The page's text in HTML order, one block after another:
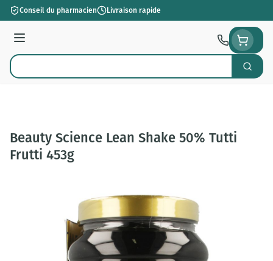
Aller au contenu
Conseil du pharmacien Livraison rapide
Menu
Rechercher
Beauty Science Lean Shake 50% Tutti
Frutti 453g